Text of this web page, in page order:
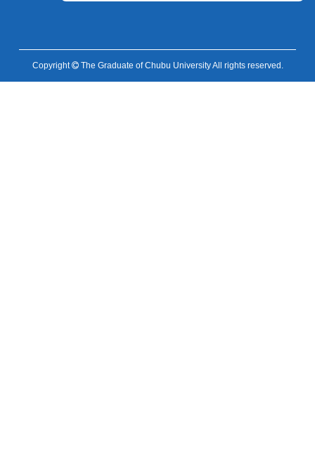
Copyright The Graduate of Chubu University All rights reserved.